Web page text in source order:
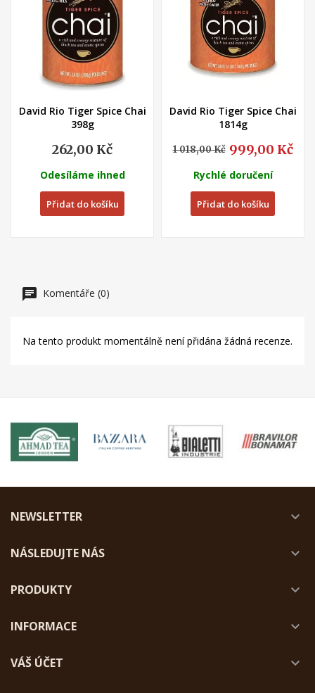
David Rio Tiger Spice Chai
398g
262,00 Kč
Odesíláme ihned
Přidat do košíku
David Rio Tiger Spice Chai
1814g
1 018,00 Kč 999,00 Kč
Rychlé doručení
Přidat do košíku
Komentáře (0)
Na tento produkt momentálně není přidána žádná recenze.
NEWSLETTER 
NÁSLEDUJTE NÁS 
PRODUKTY 
INFORMACE 
VÁŠ ÚČET 